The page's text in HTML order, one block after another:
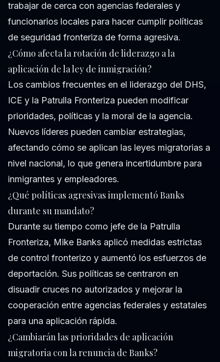
trabajar de cerca con agencias federales y
funcionarios locales para hacer cumplir políticas
de seguridad fronteriza de forma agresiva.
¿Cómo afecta la rotación de liderazgo a la
aplicación de la ley de inmigración?
Los cambios frecuentes en el liderazgo del DHS,
ICE y la Patrulla Fronteriza pueden modificar
prioridades, políticas y la moral de la agencia.
Nuevos líderes pueden cambiar estrategias,
afectando cómo se aplican las leyes migratorias a
nivel nacional, lo que genera incertidumbre para
inmigrantes y empleadores.
¿Qué políticas agresivas implementó Banks
durante su mandato?
Durante su tiempo como jefe de la Patrulla
Fronteriza, Mike Banks aplicó medidas estrictas
de control fronterizo y aumentó los esfuerzos de
deportación. Sus políticas se centraron en
disuadir cruces no autorizados y mejorar la
cooperación entre agencias federales y estatales
para una aplicación rápida.
¿Cambiarán las prioridades de aplicación
migratoria con la renuncia de Banks?